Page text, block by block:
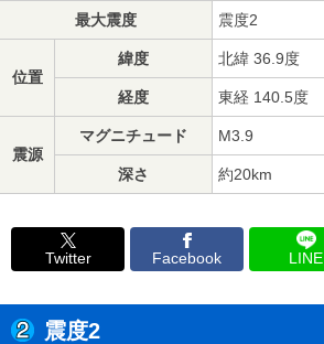
最大震度 震度2
位置
緯度 北緯 36.9度
経度 東経 140.5度
震源
マグニチュード M3.9
深さ 約20km
Twitter Facebook LINE
震度2